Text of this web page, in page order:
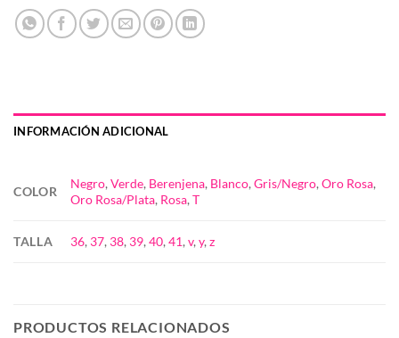
INFORMACIÓN ADICIONAL
COLOR
Negro,Verde, Berenjena, Blanco,Gris/Negro,Oro Rosa,
Oro Rosa/Plata, Rosa,T
TALLA 36, 37, 38, 39,40,41,v,y,z
PRODUCTOS RELACIONADOS